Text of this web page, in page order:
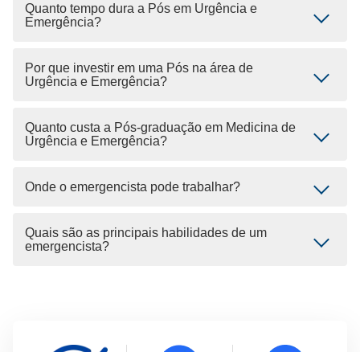
Quanto tempo dura a Pós em Urgência e
Emergência?
Por que investir em uma Pós na área de
Urgência e Emergência?
Quanto custa a Pós-graduação em Medicina de
Urgência e Emergência?
Onde o emergencista pode trabalhar?
Quais são as principais habilidades de um
emergencista?